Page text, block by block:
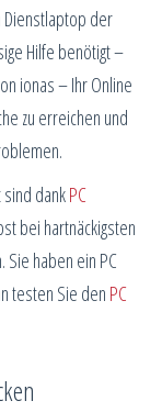
der
Hilfe benötigt –
ionas – Ihr Online
zu erreichen und
dankPC
bei hartnäckigsten
Sie haben ein PC
testen Sie den PC